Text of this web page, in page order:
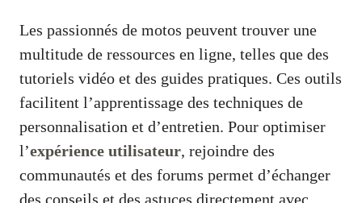
Les passionnés de motos peuvent trouver une
multitude de ressources en ligne, telles que des
tutoriels vidéo et des guides pratiques. Ces outils
facilitent l’apprentissage des techniques de
personnalisation et d’entretien. Pour optimiser
l’expérience utilisateur, rejoindre des
communautés et des forums permet d’échanger
des conseils et des astuces directement avec